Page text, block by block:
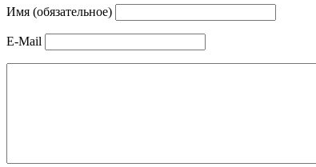
Имя (обязательное)
E-Mail